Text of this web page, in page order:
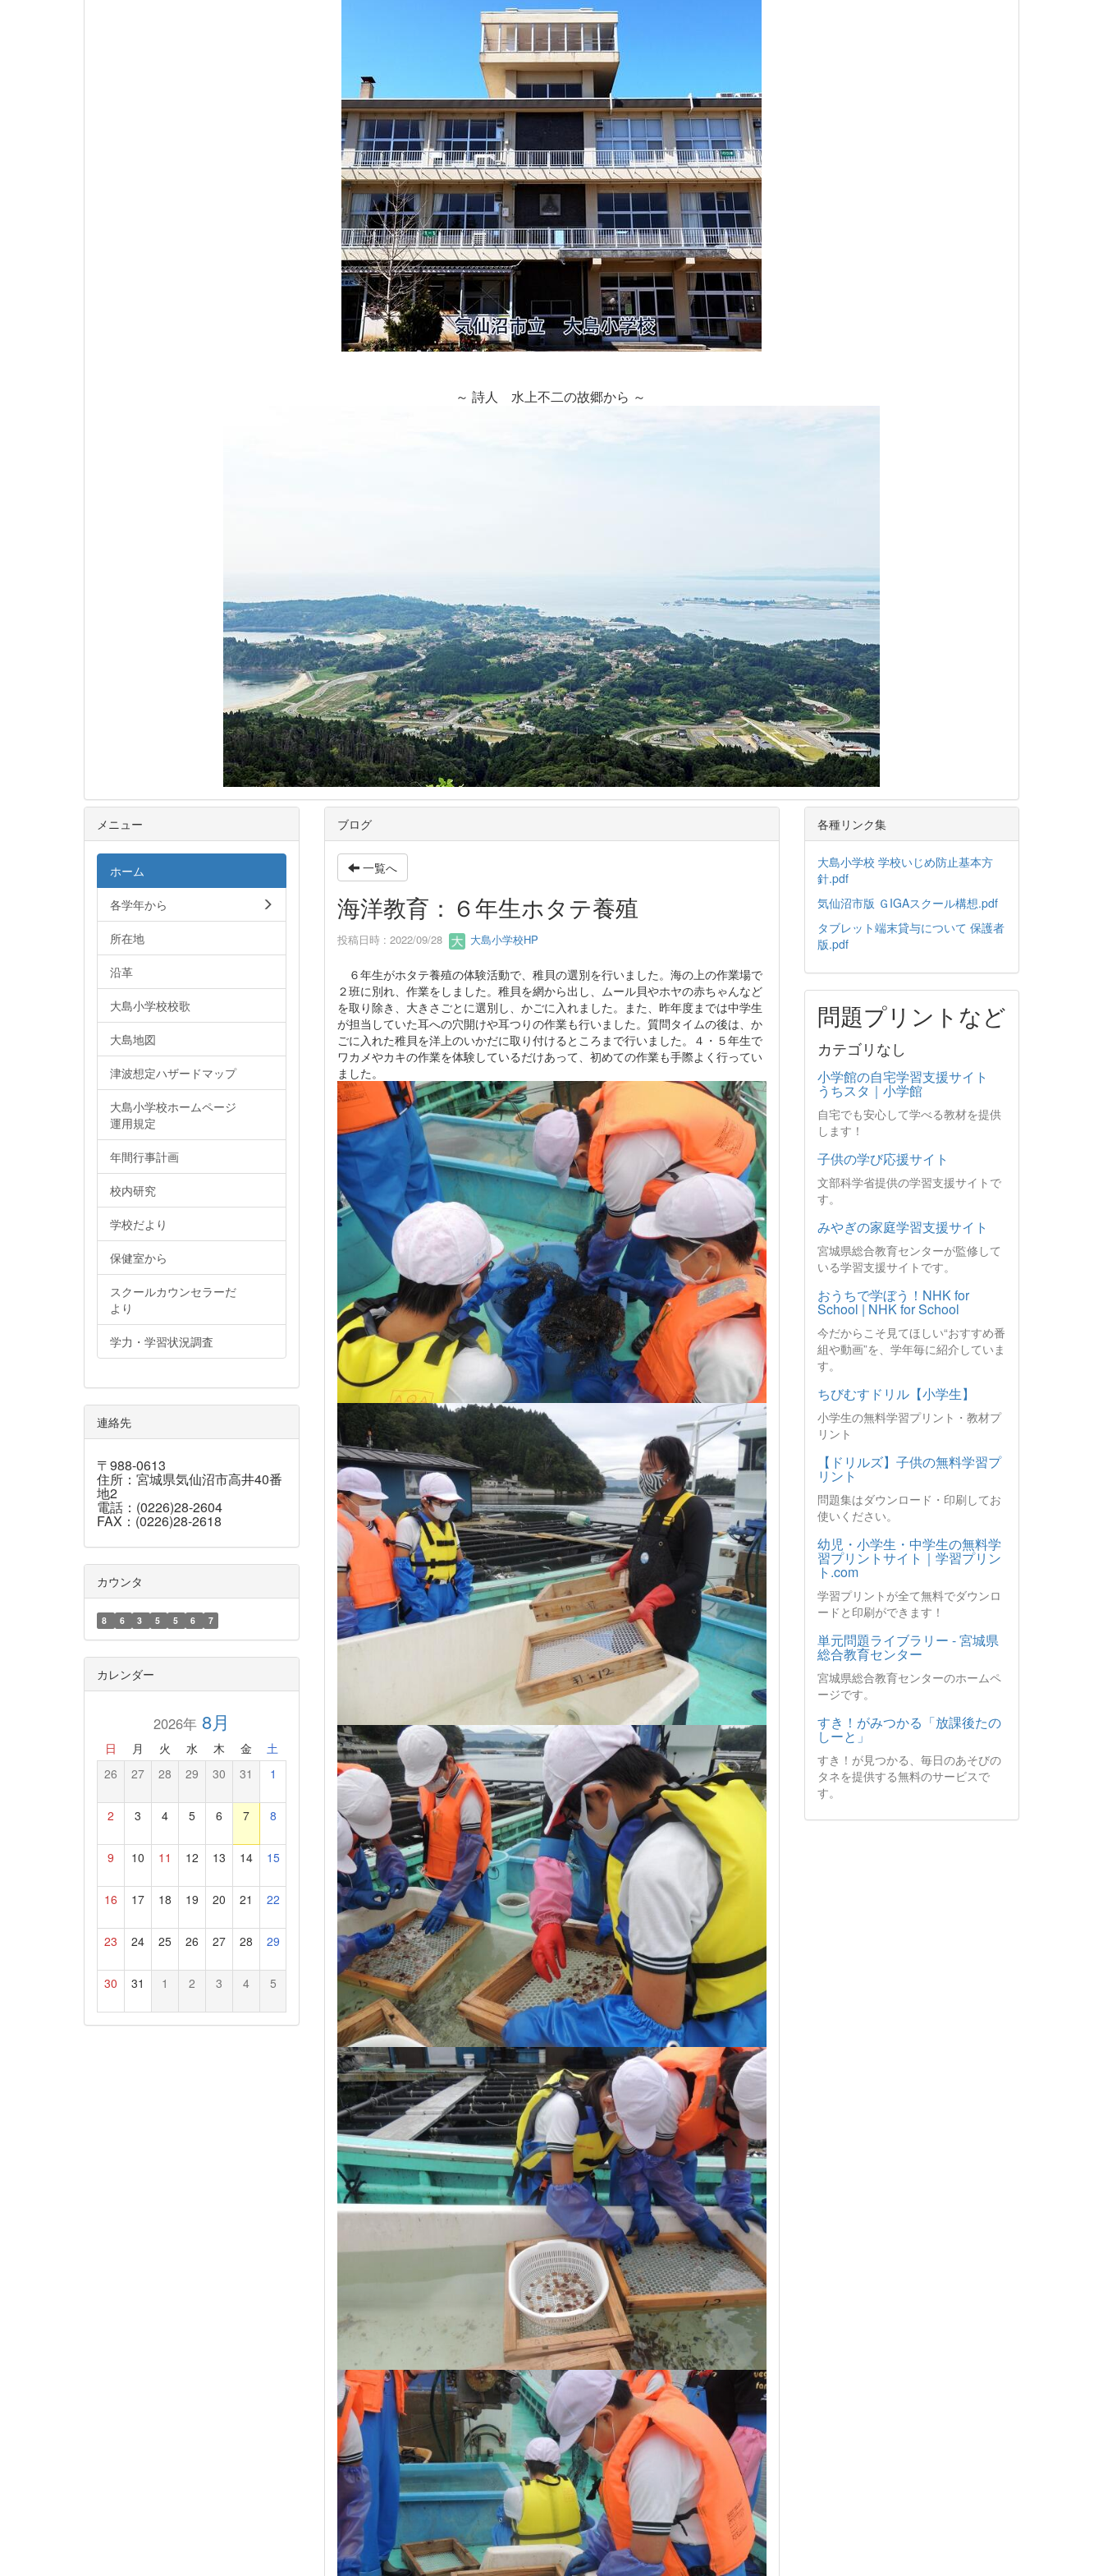
～ 詩人 水上不二の故郷から ～
ブログ
一覧へ
海洋教育：６年生ホタテ養殖
投稿日時 : 2022/09/28 大島小学校HP
６年生がホタテ養殖の体験活動で、稚貝の選別を行いました。海の上の作業場で
２班に別れ、作業をしました。稚貝を網から出し、ムール貝やホヤの赤ちゃんなど
を取り除き、大きさごとに選別し、かごに入れました。また、昨年度までは中学生
が担当していた耳への穴開けや耳つりの作業も行いました。質問タイムの後は、か
ごに入れた稚貝を洋上のいかだに取り付けるところまで行いました。４・５年生で
ワカメやカキの作業を体験しているだけあって、初めての作業も手際よく行ってい
ました。
メニュー
ホーム
各学年から
所在地
沿革
大島小学校校歌
大島地図
津波想定ハザードマップ
大島小学校ホームページ
運用規定
年間行事計画
校内研究
学校だより
保健室から
スクールカウンセラーだ
より
学力・学習状況調査
連絡先
〒988-0613
住所：宮城県気仙沼市高井40番
地2
電話：(0226)28-2604
FAX：(0226)28-2618
カウンタ
8 6 3 5 5 6 7
カレンダー
2026年8月
日 月 火 水 木 金 土
26 27 28 29 30 31 1
2 3 4 5 6 7 8
9 10 11 12 13 14 15
16 17 18 19 20 21 22
23 24 25 26 27 28 29
30 31 1 2 3 4 5
各種リンク集
大島小学校 学校いじめ防止基本方
針.pdf
気仙沼市版 ＧIGAスクール構想.pdf
タブレット端末貸与について 保護者
版.pdf
問題プリントなど
カテゴリなし
小学館の自宅学習支援サイト
うちスタ｜小学館
自宅でも安心して学べる教材を提供
します！
子供の学び応援サイト
文部科学省提供の学習支援サイトで
す。
みやぎの家庭学習支援サイト
宮城県総合教育センターが監修して
いる学習支援サイトです。
おうちで学ぼう！NHK for
School | NHK for School
今だからこそ見てほしい“おすすめ番
組や動画”を、学年毎に紹介していま
す。
ちびむすドリル【小学生】
小学生の無料学習プリント・教材プ
リント
【ドリルズ】子供の無料学習プ
リント
問題集はダウンロード・印刷してお
使いください。
幼児・小学生・中学生の無料学
習プリントサイト｜学習プリン
ト.com
学習プリントが全て無料でダウンロ
ードと印刷ができます！
単元問題ライブラリー - 宮城県
総合教育センター
宮城県総合教育センターのホームペ
ージです。
すき！がみつかる「放課後たの
しーと」
すき！が見つかる、毎日のあそびの
タネを提供する無料のサービスで
す。